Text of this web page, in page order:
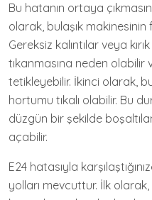
Bu hatanın ortaya
olarak, bulaşık makinesinin
Gereksiz kalıntılar veya
tıkanmasına neden olabilir
tetikleyebilir. İkinci olarak,
hortumu tıkalı olabilir. Bu
düzgün bir şekilde
açabilir.
E24 hatasıyla
yolları mevcuttur. İlk